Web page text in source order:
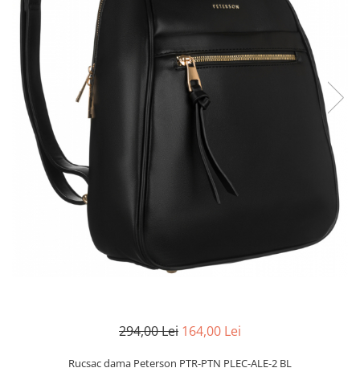
294,00 Lei 164,00 Lei
Rucsac dama Peterson PTR-PTN PLEC-ALE-2 BL